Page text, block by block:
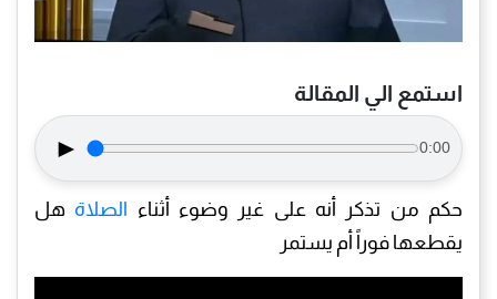
استمع الي المقالة
► 0:00
حكم من تذكر أنه على غير وضوء أثناء الصلاة هل
يقطعها فوراً أم يستمر